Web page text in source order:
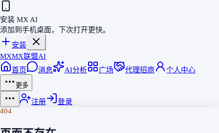
安装 MX AI
添加到手机桌面，下次打开更快。
安装
MXMX联盟AI
首页
消息 AI分析 广场 代理招商 个人中心
更多
注册
登录
404